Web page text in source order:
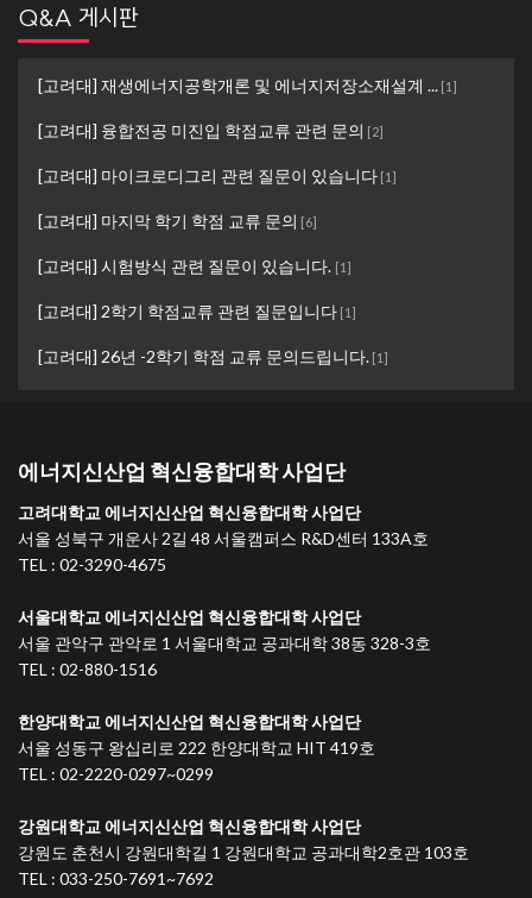
Q&A 게시판
[고려대] 재생에너지공학개론 및 에너지저장소재설계 ... [1]
[고려대] 융합전공 미진입 학점교류 관련 문의 [2]
[고려대] 마이크로디그리 관련 질문이 있습니다 [1]
[고려대] 마지막 학기 학점 교류 문의 [6]
[고려대] 시험방식 관련 질문이 있습니다. [1]
[고려대] 2학기 학점교류 관련 질문입니다 [1]
[고려대] 26년 -2학기 학점 교류 문의드립니다. [1]
에너지신산업 혁신융합대학 사업단
고려대학교 에너지신산업 혁신융합대학 사업단
서울 성북구 개운사 2길 48 서울캠퍼스 R&D센터 133A호
TEL : 02-3290-4675
서울대학교 에너지신산업 혁신융합대학 사업단
서울 관악구 관악로 1 서울대학교 공과대학 38동 328-3호
TEL : 02-880-1516
한양대학교 에너지신산업 혁신융합대학 사업단
서울 성동구 왕십리로 222 한양대학교 HIT 419호
TEL : 02-2220-0297~0299
강원대학교 에너지신산업 혁신융합대학 사업단
강원도 춘천시 강원대학길 1 강원대학교 공과대학2호관 103호
TEL : 033-250-7691~7692